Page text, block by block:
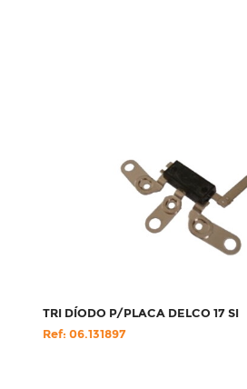
TRI DÍODO P/PLACA DELCO 17 SI
Ref: 06.131897